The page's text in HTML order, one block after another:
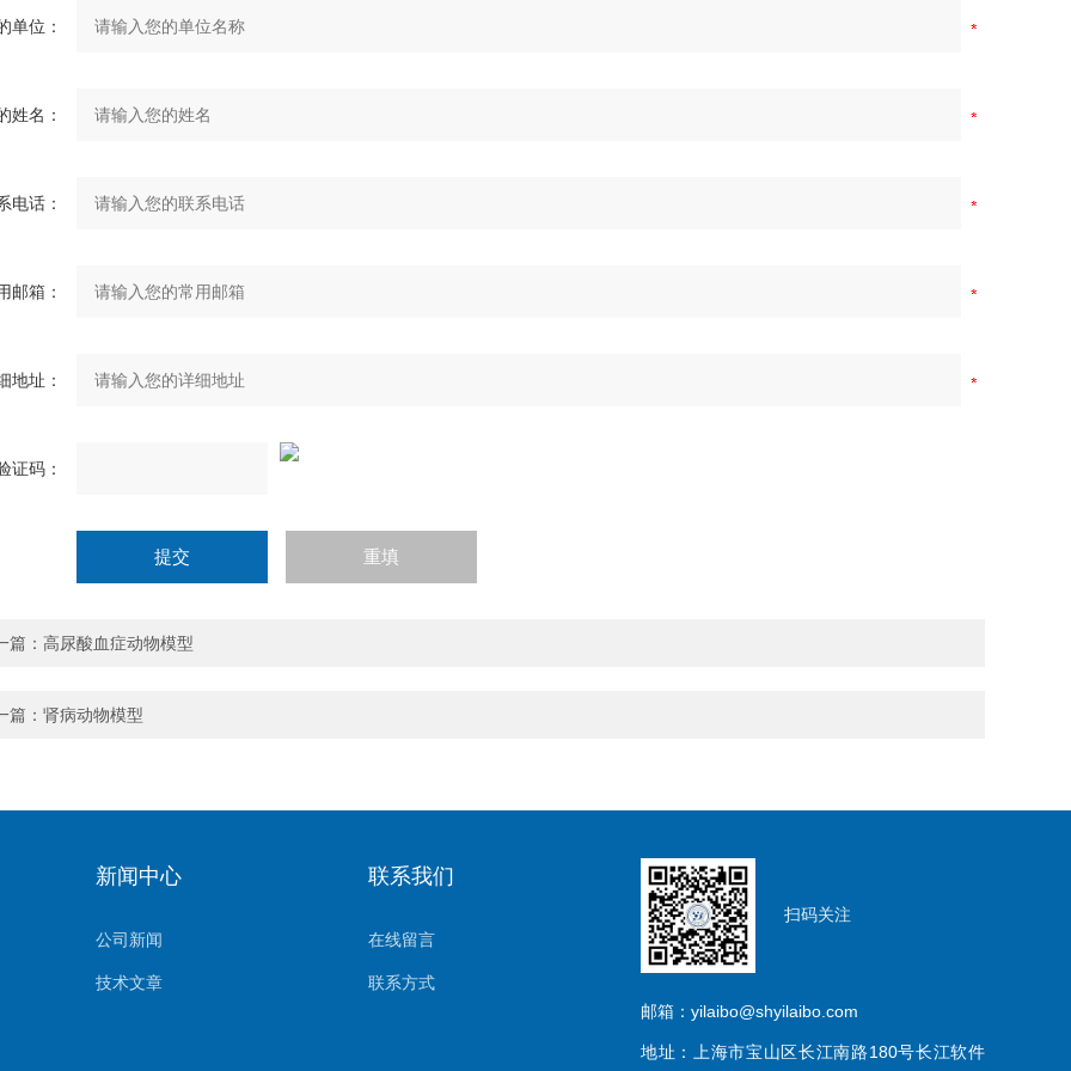
单位：
姓名：
电话：
邮箱：
地址：
证码：
篇： 高尿酸血症动物模型
篇： 肾病动物模型
新闻中心
公司新闻
技术文章
联系我们
在线留言
联系方式
扫码关注
邮箱：yilaibo@shyilaibo.com
地址：上海市宝山区长江南路180号长江软件